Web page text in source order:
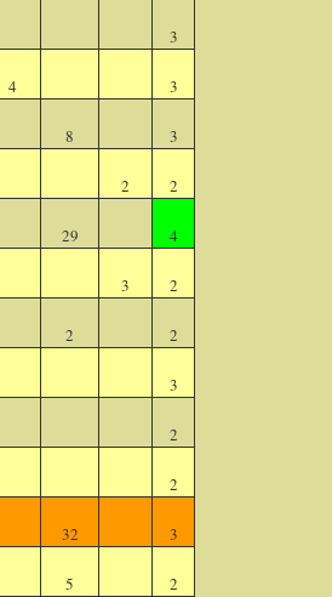
3
4
3
8
3
2
2
29
4
3
2
2
2
3
2
2
32
3
5
2